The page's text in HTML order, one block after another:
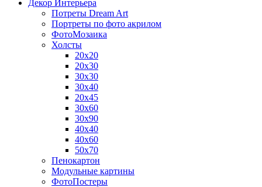
Декор Интерьера
Потреты Dream Art
Портреты по фото акрилом
ФотоМозаика
Холсты
20х20
20х30
30х30
30х40
20х45
30х60
30х90
40х40
40х60
50х70
Пенокартон
Модульные картины
ФотоПостеры